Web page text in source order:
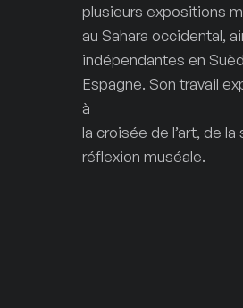
plusieurs expositions
au Sahara occidental,
indépendantes en
Espagne. Son travail
à
la croisée de l’art, de
réflexion muséale.